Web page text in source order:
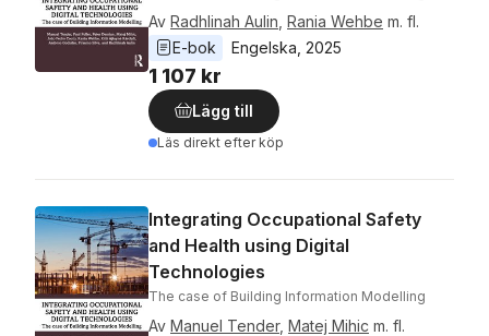
Av Radhlinah Aulin Rania Wehbe m. fl.
E-bok
Engelska 2025
1 107 kr
Lägg till
Läs direkt efter köp
Integrating Occupational Safety
and Health using Digital
Technologies
The case of Building Information Modelling
Av Manuel Tender, Matej Mihic m. fl.